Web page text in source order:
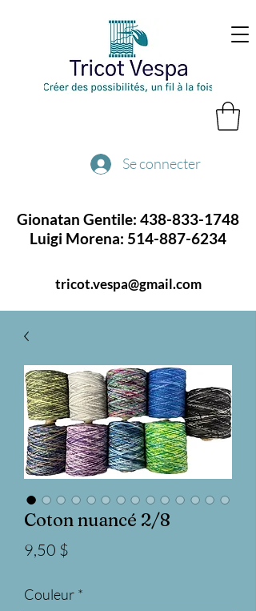
Gionatan Gentile: 438-833-1748
Luigi Morena: 514-887-6234
tricot.vespa@gmail.com
Se connecter
Coton nuancé 2/8
9,50 $
Couleur *